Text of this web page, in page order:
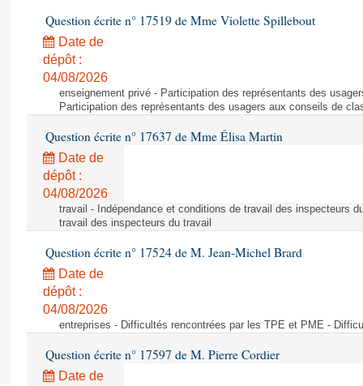
Question écrite n° 17519 de Mme Violette Spillebout
Date de
dépôt :
04/08/2026
enseignement privé - Participation des représentants des
Participation des représentants des usagers aux conseils de
Question écrite n° 17637 de Mme Élisa Martin
Date de
dépôt :
04/08/2026
travail - Indépendance et conditions de travail des inspecteurs
travail des inspecteurs du travail
Question écrite n° 17524 de M. Jean-Michel Brard
Date de
dépôt :
04/08/2026
entreprises - Difficultés rencontrées par les TPE et PME -
Question écrite n° 17597 de M. Pierre Cordier
Date de